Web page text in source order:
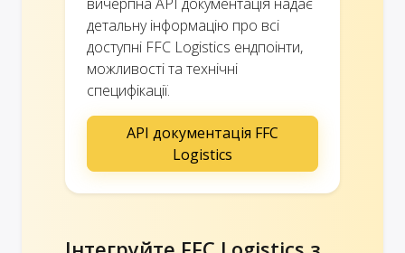
детальну інформацію про всі
доступні FFC Logistics ендпоінти,
можливості та технічні
специфікації.
API документація FFC
Logistics